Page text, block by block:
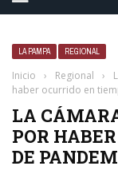
LA PAMPA REGIONAL
Inicio › Regional ›
haber ocurrido en
LA
POR
DE